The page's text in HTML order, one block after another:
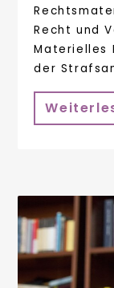
Recht und
Materielles
der